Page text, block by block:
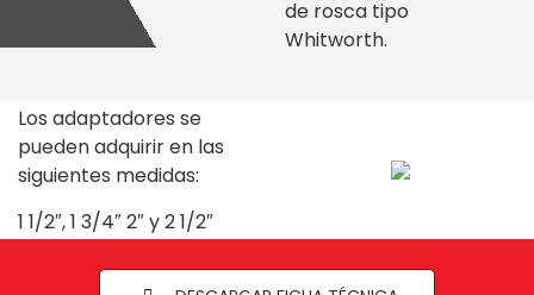
de rosca tipo
Whitworth.
Los adaptadores se
pueden adquirir en las
siguientes medidas:
1 1/2″, 1 3/4″ 2″ y 2 1/2″